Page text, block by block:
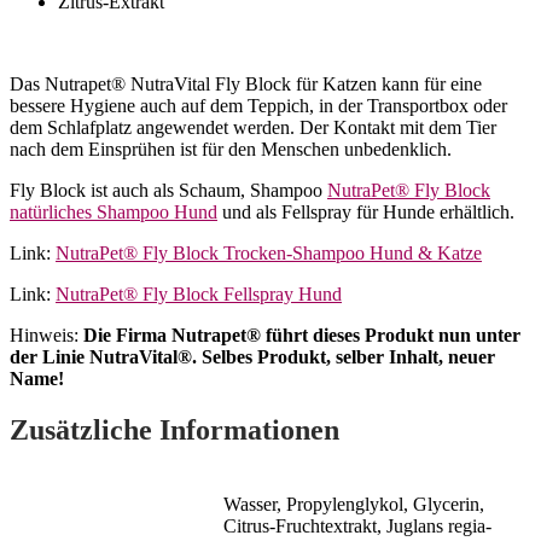
Das Nutrapet® NutraVital Fly Block für Katzen kann für eine
bessere Hygiene auch auf dem Teppich, in der Transportbox oder
dem Schlafplatz angewendet werden. Der Kontakt mit dem Tier
nach dem Einsprühen ist für den Menschen unbedenklich.
Fly Block ist auch als Schaum, Shampoo NutraPet® Fly Block
natürliches Shampoo Hund und als Fellspray für Hunde erhältlich.
Link: NutraPet® Fly Block Trocken-Shampoo Hund & Katze
Link: NutraPet® Fly Block Fellspray Hund
Hinweis: Die Firma Nutrapet® führt dieses Produkt nun unter
der Linie NutraVital®. Selbes Produkt, selber Inhalt, neuer
Name!
Zusätzliche Informationen
Wasser, Propylenglykol, Glycerin,
Citrus-Fruchtextrakt, Juglans regia-